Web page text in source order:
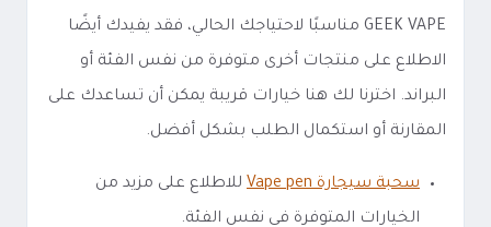
GEEK VAPE مناسبًا لاحتياجك الحالي، فقد يفيدك أيضًا
الاطلاع على منتجات أخرى متوفرة من نفس الفئة أو
البراند. اخترنا لك هنا خيارات قريبة يمكن أن تساعدك على
المقارنة أو استكمال الطلب بشكل أفضل.
سحبة سيجارة Vape pen
للاطلاع على مزيد من
الخيارات المتوفرة في نفس الفئة.